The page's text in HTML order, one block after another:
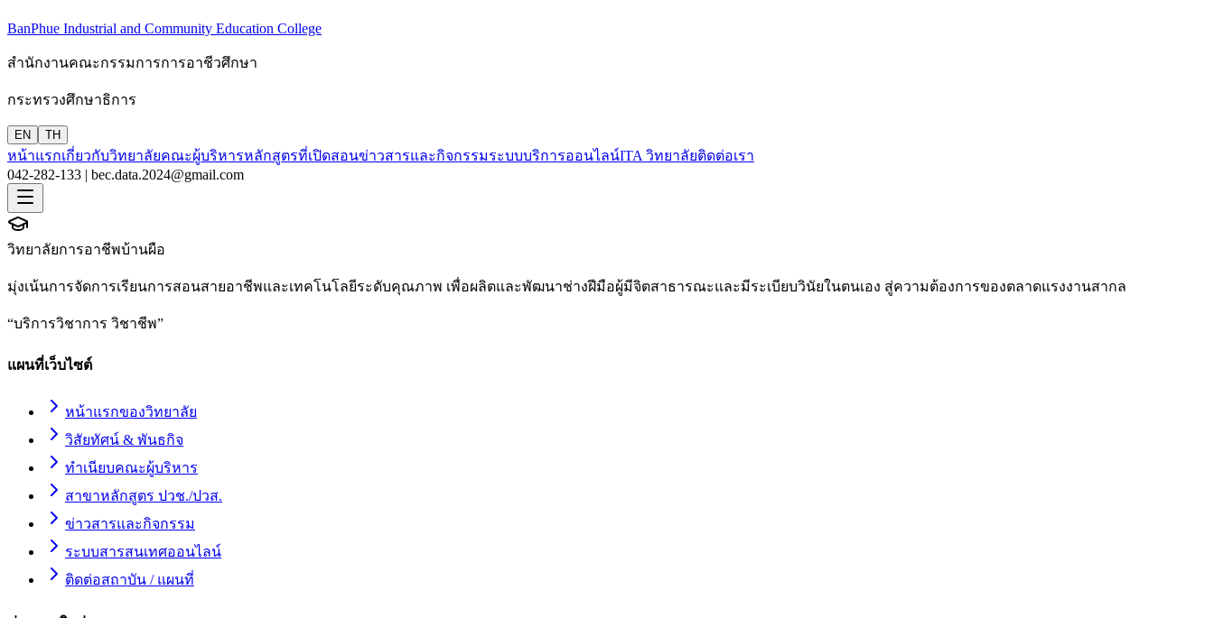
BanPhue Industrial and Community Education College
สำนักงานคณะกรรมการการอาชีวศึกษา
กระทรวงศึกษาธิการ
EN TH
หน้าแรกเกี่ยวกับวิทยาลัยคณะผู้บริหารหลักสูตรที่เปิดสอนข่าวสารและกิจกรรมระบบบริการออนไลน์ITA วิทยาลัยติดต่อเรา
042-282-133 | bec.data.2024@gmail.com
วิทยาลัยการอาชีพบ้านผือ
มุ่งเน้นการจัดการเรียนการสอนสายอาชีพและเทคโนโลยีระดับคุณภาพ เพื่อผลิตและพัฒนาช่างฝีมือผู้มีจิตสาธารณะและมีระเบียบวินัยในตนเอง สู่ความต้องการของตลาดแรงงานสากล
“บริการวิชาการ วิชาชีพ”
แผนที่เว็บไซต์
หน้าแรกของวิทยาลัย
วิสัยทัศน์ & พันธกิจ
ทำเนียบคณะผู้บริหาร
สาขาหลักสูตร ปวช./ปวส.
ข่าวสารและกิจกรรม
ระบบสารสนเทศออนไลน์
ติดต่อสถาบัน / แผนที่